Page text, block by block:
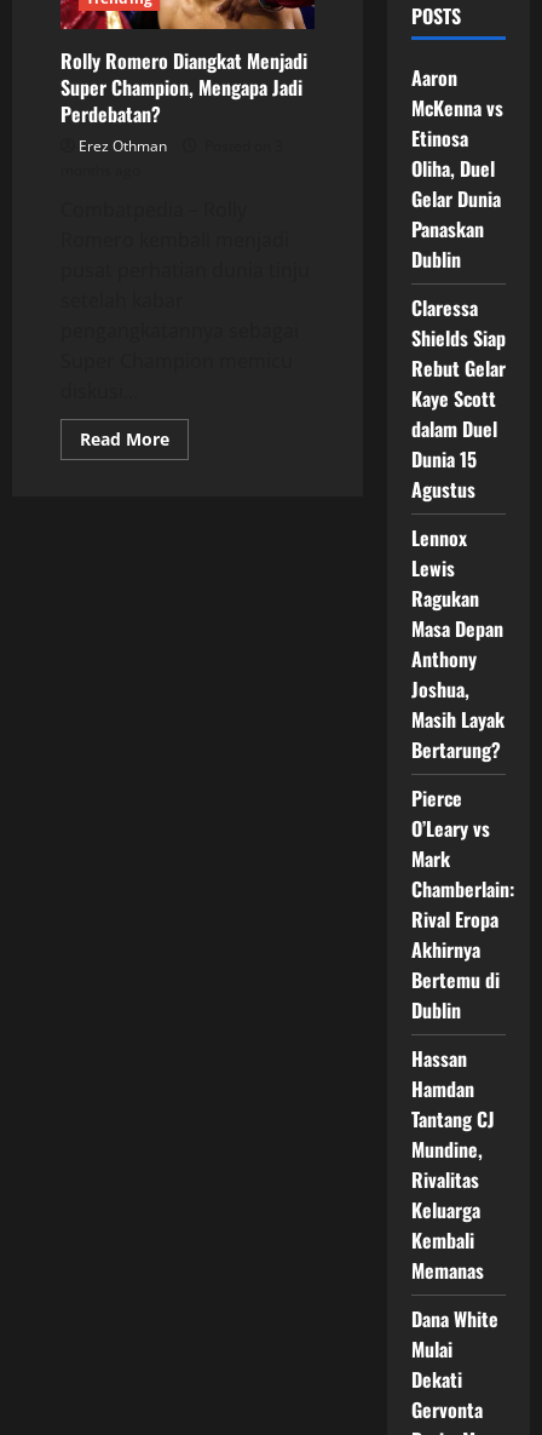
Rolly Romero Diangkat Menjadi
Super Champion, Mengapa Jadi
Perdebatan?
Erez Othman
Read MoreRead
more
POSTS
Aaron
McKenna vs
Etinosa
Oliha, Duel
Gelar Dunia
Panaskan
Dublin
Claressa
Shields Siap
Rebut Gelar
Kaye Scott
dalam Duel
Dunia 15
Agustus
Lennox
Lewis
Ragukan
Masa Depan
Anthony
Joshua,
Masih Layak
Bertarung?
Pierce
O’Leary vs
Mark
Chamberlain:
Rival Eropa
Akhirnya
Bertemu di
Dublin
Hassan
Hamdan
Tantang CJ
Mundine,
Rivalitas
Keluarga
Kembali
Memanas
Dana White
Mulai
Dekati
Gervonta